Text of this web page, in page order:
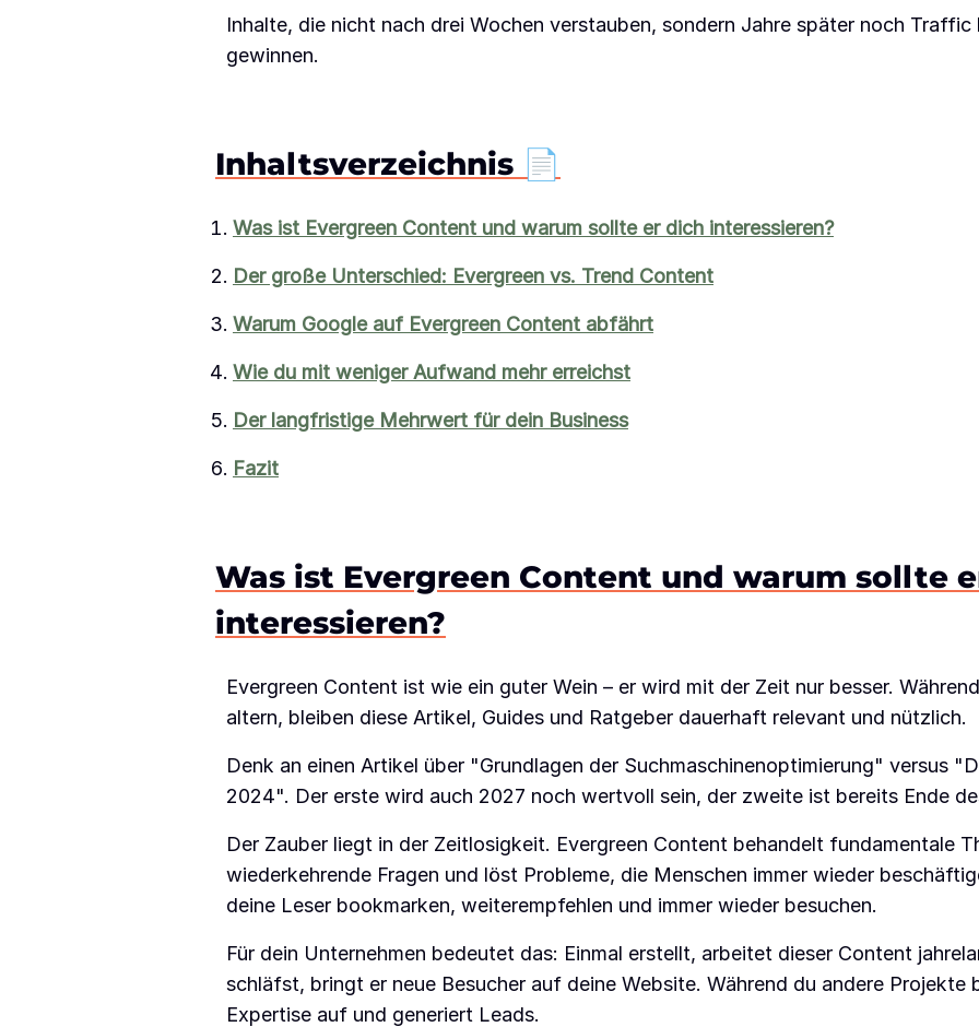
Inhalte, die nicht nach drei Wochen verstauben, sondern Jahre später noch Traffic
gewinnen.
Inhaltsverzeichnis 📄
Was ist Evergreen Content und warum sollte er dich interessieren?
Der große Unterschied: Evergreen vs. Trend Content
Warum Google auf Evergreen Content abfährt
Wie du mit weniger Aufwand mehr erreichst
Der langfristige Mehrwert für dein Business
Fazit
Was ist Evergreen Content und warum sollte
interessieren?
Evergreen Content ist wie ein guter Wein – er wird mit der Zeit nur besser.
altern, bleiben diese Artikel, Guides und Ratgeber dauerhaft relevant und nützlich.
Denk an einen Artikel über "Grundlagen der Suchmaschinenoptimierung" versus
2024". Der erste wird auch 2027 noch wertvoll sein, der zweite ist bereits Ende
Der Zauber liegt in der Zeitlosigkeit. Evergreen Content behandelt fundamentale
wiederkehrende Fragen und löst Probleme, die Menschen immer wieder
deine Leser bookmarken, weiterempfehlen und immer wieder besuchen.
Für dein Unternehmen bedeutet das: Einmal erstellt, arbeitet dieser Content
schläfst, bringt er neue Besucher auf deine Website. Während du andere Projekte
Expertise auf und generiert Leads.